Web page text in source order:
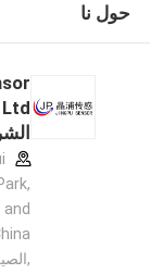
حول نا